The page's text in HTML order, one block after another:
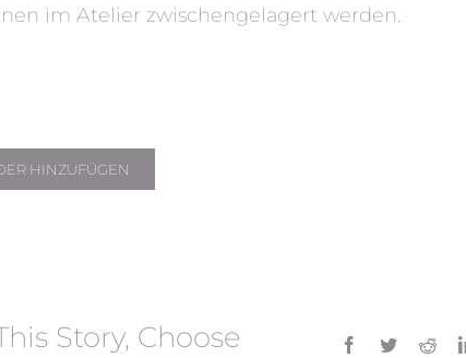
im Atelier zwischengelagert werden.
HINZUFÜGEN
Story, Choose
Facebook
Twitter